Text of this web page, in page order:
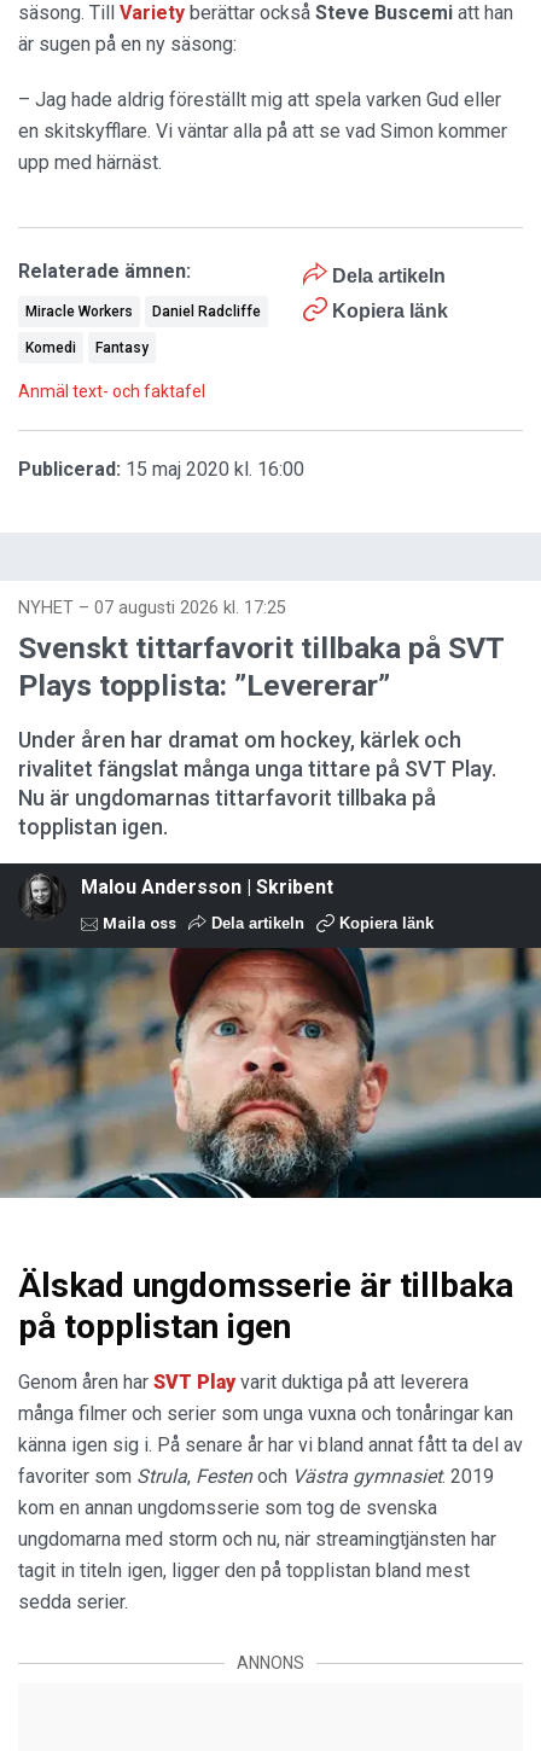
säsong. Till Variety berättar också Steve Buscemi att han
är sugen på en ny säsong:
– Jag hade aldrig föreställt mig att spela varken Gud eller
en skitskyfflare. Vi väntar alla på att se vad Simon kommer
upp med härnäst.
Dela artikeln
Kopiera länk
Relaterade ämnen:
Miracle Workers Daniel Radcliffe
Komedi Fantasy
Anmäl text- och faktafel
Publicerad: 15 maj 2020 kl. 16:00
NYHET – 07 augusti 2026 kl. 17:25
Svenskt tittarfavorit tillbaka på SVT
Plays topplista: ”Levererar”
Under åren har dramat om hockey, kärlek och
rivalitet fängslat många unga tittare på SVT Play.
Nu är ungdomarnas tittarfavorit tillbaka på
topplistan igen.
Malou Andersson | Skribent
Maila oss Dela artikeln Kopiera länk
Älskad ungdomsserie är tillbaka
på topplistan igen
Genom åren har SVT Playvarit duktiga på att leverera
många filmer och serier som unga vuxna och tonåringar kan
känna igen sig i. På senare år har vi bland annat fått ta del av
favoriter som Strula, Festenoch Västra gymnasiet. 2019
kom en annan ungdomsserie som tog de svenska
ungdomarna med storm och nu, när streamingtjänsten har
tagit in titeln igen, ligger den på topplistan bland mest
sedda serier.
ANNONS